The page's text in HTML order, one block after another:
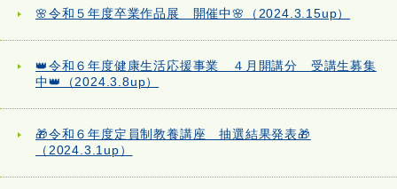
🌸令和５年度卒業作品展 開催中🌸（2024.3.15up）
👑令和６年度健康生活応援事業 ４月開講分 受講生募集
中👑（2024.3.8up）
🎁令和６年度定員制教養講座 抽選結果発表🎁
（2024.3.1up）